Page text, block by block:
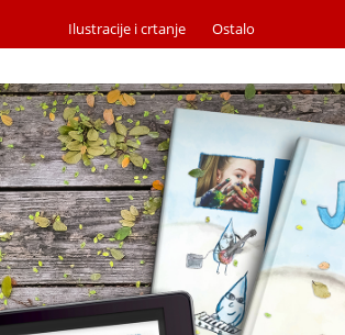
Ilustracije i crtanje
Ostalo